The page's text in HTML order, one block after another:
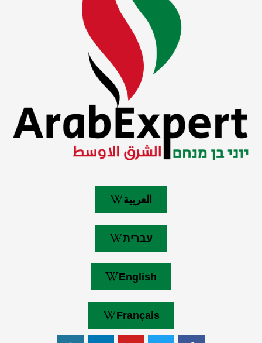
العربية
עברית
English
Français